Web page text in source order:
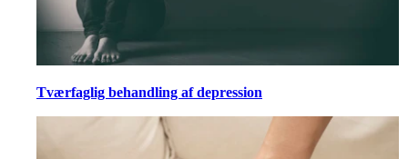
Tværfaglig behandling af depression